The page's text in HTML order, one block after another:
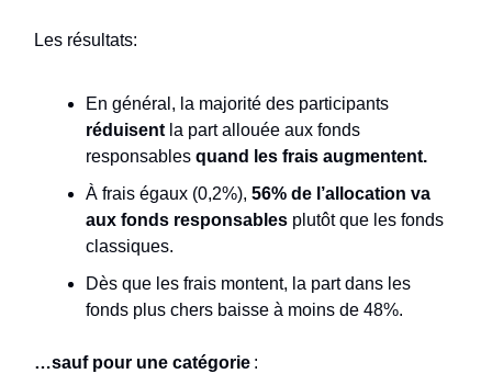
Les résultats:
En général, la majorité des participants
réduisentla part allouée aux fonds
responsables quand les frais augmentent.
À frais égaux (0,2%), 56% de l’allocation va
aux fonds responsables plutôt que les fonds
classiques.
Dès que les frais montent, la part dans les
fonds plus chers baisse à moins de 48%.
…sauf pour une catégorie :